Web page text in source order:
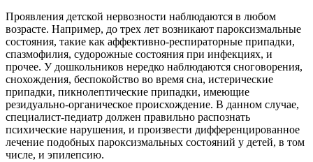
Проявления детской нервозности наблюдаются в любом
возрасте. Например, до трех лет возникают пароксизмальные
состояния, такие как аффективно-респираторные припадки,
спазмофилия, судорожные состояния при инфекциях, и
прочее. У дошкольников нередко наблюдаются сноговорения,
снохождения, беспокойство во время сна, истерические
припадки, пикнолептические припадки, имеющие
резидуально-органическое происхождение. В данном случае,
специалист-педиатр должен правильно распознать
психические нарушения, и произвести дифференцированное
лечение подобных пароксизмальных состояний у детей, в том
числе, и эпилепсию.